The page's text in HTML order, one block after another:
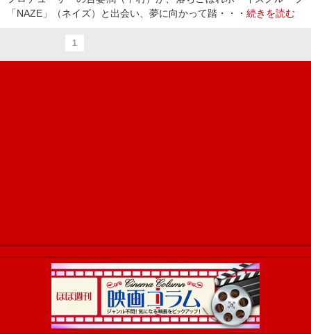
「NAZE」（ネイズ）と出会い、夢に向かって踏・・・ 続きを読む
1